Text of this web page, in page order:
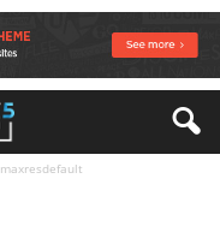
maxresdefault